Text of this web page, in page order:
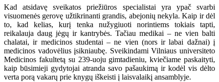
Kad atsidavę sveikatos priežiūros specialistai yra ypač svarbi
visuomenės gerovę užtikrinanti grandis, abejonių nekyla. Kaip ir dėl
to, kad kelias, kurį tenka nužygiuoti norintiems tokiais tapti,
reikalauja daug jėgų ir kantrybės. Tačiau medikai – ne vien balti
chalatai, ir medicinos studentai – ne vien (nors ir labai dažnai) į
medicinos vadovėlius įsikniaubę. Sveikindami Vilniaus universiteto
Medicinos fakultetą su 239-uoju gimtadieniu, kviečiame paskaityti,
kaip būsimieji gydytojai atranda savo pašaukimą ir kodėl vis dėlto
verta porą vakarų prie knygų iškeisti į laisvalaikį ansamblyje.